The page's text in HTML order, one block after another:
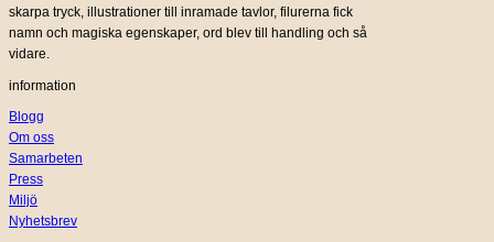
skarpa tryck, illustrationer till inramade tavlor, filurerna fick
namn och magiska egenskaper, ord blev till handling och så
vidare.
information
Blogg
Om oss
Samarbeten
Press
Miljö
Nyhetsbrev